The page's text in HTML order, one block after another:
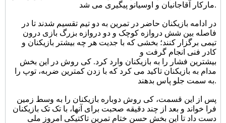
مارکار آقاجانیان و اوسیانو پیگیری می شد.
در ادامه بازیکنان حاضر در تمرین به دو تیم تقسیم شدند تا در
فاصله بین شش دروازه کوچک و دو دروازه بزرگ بازی درون
تیمی برگزار کنند؛ بخشی که با جدیت هر چه بیشتر بازیکنان و
کادر فنی انجام گرفت و
بیشترین فشار را به بازیکنان وارد کرد. کی روش در این بخش
مدام به بازیکنان تاکید می کرد که با زدن کمترین ضربه، توپ را
به سمت جلو پاس بدهند.
پس از این قسمت، کی روش دوباره بازیکنان را به وسط زمین
فرا خواند و بعد از چند دقیقه صحبت برای آنها، با تک تک بازیکنان
دست داد تا این بخش حسن ختام تمرین تاکتیکی امروز ملی